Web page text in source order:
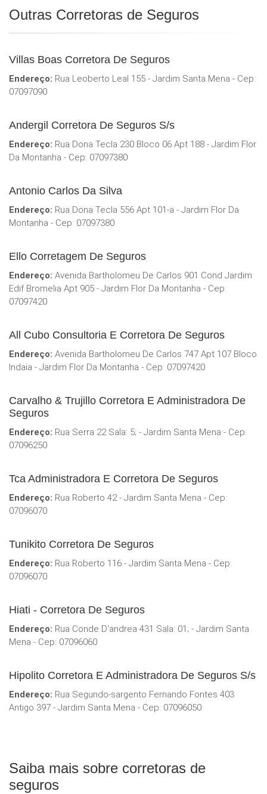
Outras Corretoras de Seguros
Villas Boas Corretora De Seguros
Endereço: Rua Leoberto Leal 155 - Jardim Santa Mena - Cep:
07097090
Andergil Corretora De Seguros S/s
Endereço: Rua Dona Tecla 230 Bloco 06 Apt 188 - Jardim Flor
Da Montanha - Cep: 07097380
Antonio Carlos Da Silva
Endereço: Rua Dona Tecla 556 Apt 101-a - Jardim Flor Da
Montanha - Cep: 07097380
Ello Corretagem De Seguros
Endereço: Avenida Bartholomeu De Carlos 901 Cond Jardim
Edif Bromelia Apt 905 - Jardim Flor Da Montanha - Cep:
07097420
All Cubo Consultoria E Corretora De Seguros
Endereço: Avenida Bartholomeu De Carlos 747 Apt 107 Bloco
Indaia - Jardim Flor Da Montanha - Cep: 07097420
Carvalho & Trujillo Corretora E Administradora De
Seguros
Endereço: Rua Serra 22 Sala: 5; - Jardim Santa Mena - Cep:
07096250
Tca Administradora E Corretora De Seguros
Endereço: Rua Roberto 42 - Jardim Santa Mena - Cep:
07096070
Tunikito Corretora De Seguros
Endereço: Rua Roberto 116 - Jardim Santa Mena - Cep:
07096070
Hiati - Corretora De Seguros
Endereço: Rua Conde D'andrea 431 Sala: 01; - Jardim Santa
Mena - Cep: 07096060
Hipolito Corretora E Administradora De Seguros S/s
Endereço: Rua Segundo-sargento Fernando Fontes 403
Antigo 397 - Jardim Santa Mena - Cep: 07096050
Saiba mais sobre corretoras de
seguros